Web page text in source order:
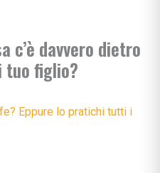
c’è davvero dietro
tuo figlio?